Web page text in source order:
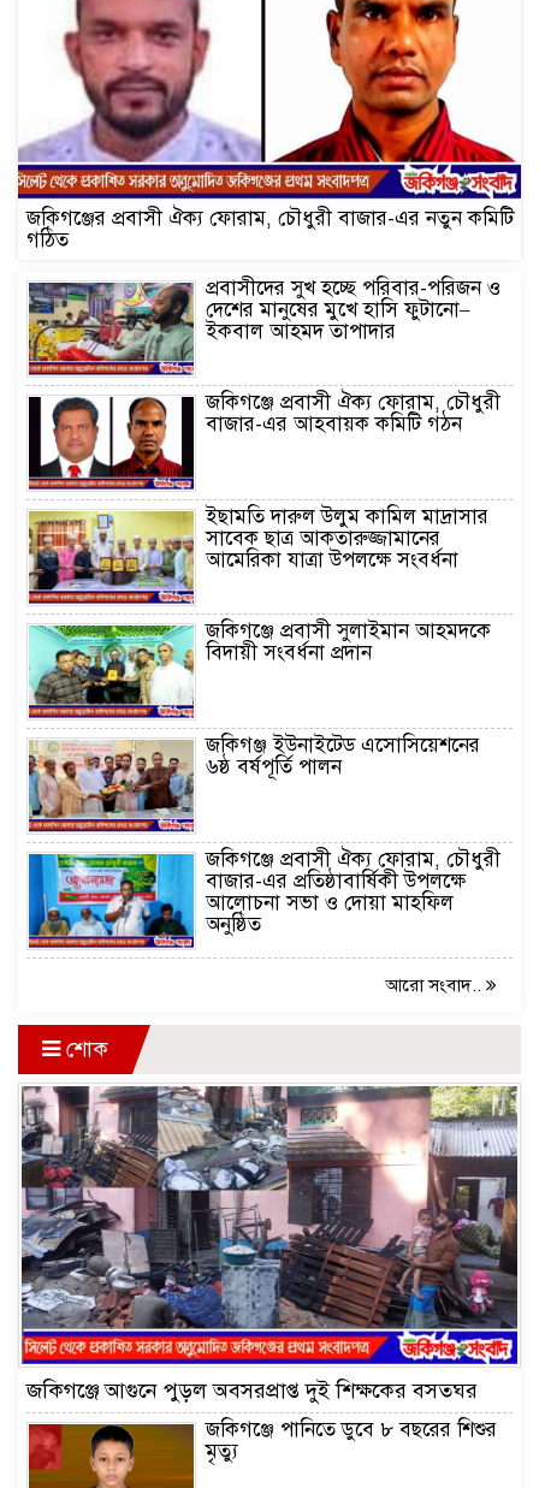
জকিগঞ্জের প্রবাসী ঐক্য ফোরাম, চৌধুরী বাজার-এর নতুন কমিটি
গঠিত
প্রবাসীদের সুখ হচ্ছে পরিবার-পরিজন ও
দেশের মানুষের মুখে হাসি ফুটানো–
ইকবাল আহমদ তাপাদার
জকিগঞ্জে প্রবাসী ঐক্য ফোরাম, চৌধুরী
বাজার-এর আহবায়ক কমিটি গঠন
ইছামতি দারুল উলুম কামিল মাদ্রাসার
সাবেক ছাত্র আকতারুজ্জামানের
আমেরিকা যাত্রা উপলক্ষে সংবর্ধনা
জকিগঞ্জে প্রবাসী সুলাইমান আহমদকে
বিদায়ী সংবর্ধনা প্রদান
জকিগঞ্জ ইউনাইটেড এসোসিয়েশনের
৬ষ্ঠ বর্ষপূর্তি পালন
জকিগঞ্জে প্রবাসী ঐক্য ফোরাম, চৌধুরী
বাজার-এর প্রতিষ্ঠাবার্ষিকী উপলক্ষে
আলোচনা সভা ও দোয়া মাহফিল
অনুষ্ঠিত
আরো সংবাদ..
শোক
জকিগঞ্জে আগুনে পুড়ল অবসরপ্রাপ্ত দুই শিক্ষকের বসতঘর
জকিগঞ্জে পানিতে ডুবে ৮ বছরের শিশুর
মৃত্যু